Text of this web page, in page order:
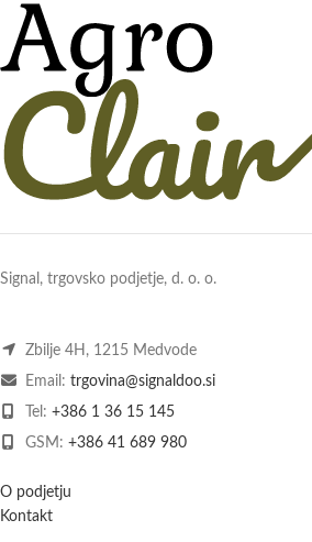
Signal, trgovsko podjetje, d. o. o.
Zbilje 4H, 1215 Medvode
Email: trgovina@signaldoo.si
Tel: +386 1 36 15 145
GSM: +386 41 689 980
O podjetju
Kontakt